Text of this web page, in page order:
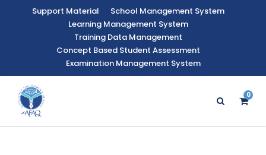
Support Material
School Management System
Learning Management System
Training Data Management
Concept Based Student Assessment
Examination Management System
0